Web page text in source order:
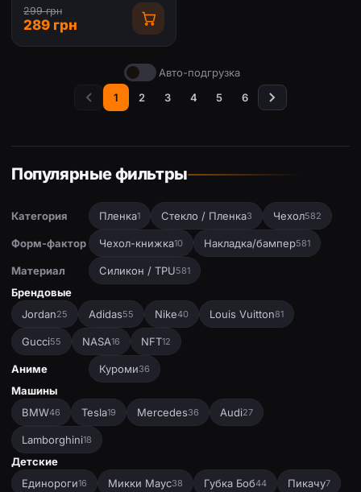
299 грн
289 грн
Авто-подгрузка
1
2 3 4 5 6
Популярные фильтры
Категория Пленка1 Стекло / Пленка3 Чехол582
Форм-фактор Чехол-книжка10 Накладка/бампер581
Материал Силикон / TPU581
Брендовые
Jordan25 Adidas55 Nike40 Louis Vuitton81
Gucci55 NASA16 NFT12
Аниме Куроми36
Машины
BMW46 Tesla19 Mercedes36 Audi27
Lamborghini18
Детские
Единороги16 Микки Маус38 Губка Боб44 Пикачу7